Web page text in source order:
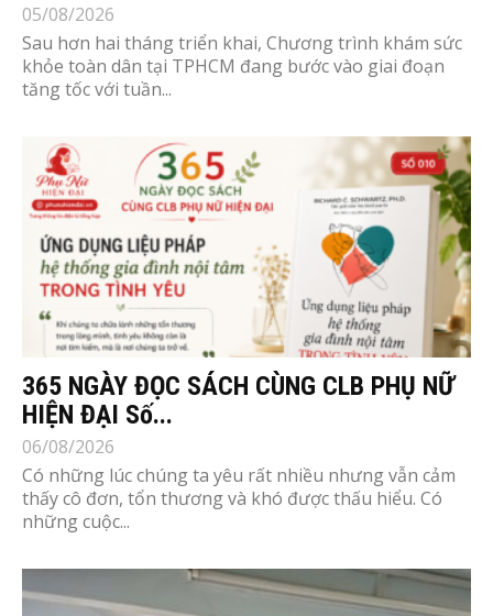
05/08/2026
Sau hơn hai tháng triển khai, Chương trình khám sức
khỏe toàn dân tại TPHCM đang bước vào giai đoạn
tăng tốc với tuần...
365 NGÀY ĐỌC SÁCH CÙNG CLB PHỤ NỮ
HIỆN ĐẠI Số...
06/08/2026
Có những lúc chúng ta yêu rất nhiều nhưng vẫn cảm
thấy cô đơn, tổn thương và khó được thấu hiểu. Có
những cuộc...